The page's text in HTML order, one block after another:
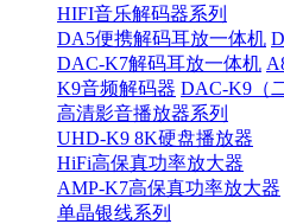
HIFI音乐解码器系列
DA5便携解码耳放一体机
DAC-K7解码耳放一体机
K9音频解码器 DAC-K9（
高清影音播放器系列
UHD-K9 8K硬盘播放器
HiFi高保真功率放大器
AMP-K7高保真功率放大器
单晶银线系列